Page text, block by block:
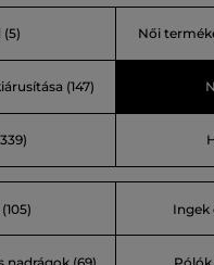
mondása is ezt
komolyan kell játszani.”
unatkozni.
(5) Női
(147)
Ingek